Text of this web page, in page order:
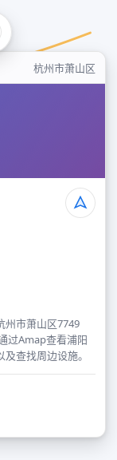
杭州市萧山区
州市萧山区7749
过Amap查看浦阳
查找周边设施。